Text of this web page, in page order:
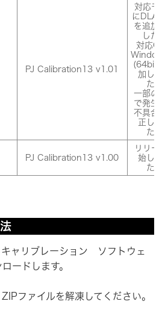
PJ Calibration13 v1.01
対応モ
にDLA-
を追加
した
対応
(64bit)
加し
た。
一部の
で発生
不具合
正し
た。
PJ Calibration13 v1.00
リリー
始し
た。
ャリブレーション ソフトウェ
ードします。
ファイルを解凍してください。